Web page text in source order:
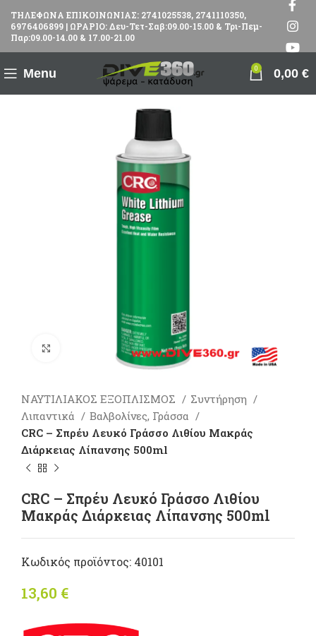
ΤΗΛΕΦΩΝΑ ΕΠΙΚΟΙΝΩΝΙΑΣ: 2741025538, 2741110350,
6976406899 | ΩΡΑΡΙΟ: Δευ-Τετ-Σαβ:09.00-15.00 & Τρι-Πεμ-
Παρ:09.00-14.00 & 17.00-21.00
Menu 0 0,00 €
Πατήστε για μεγέθυνση
ΝΑΥΤΙΛΙΑΚΟΣ ΕΞΟΠΛΙΣΜΟΣ
Συντήρηση
Λιπαντικά
Βαλβολίνες, Γράσσα
CRC – Σπρέυ Λευκό Γράσσο Λιθίου Μακράς
Διάρκειας Λίπανσης 500ml
CRC – Σπρέυ Λευκό Γράσσο Λιθίου
Μακράς Διάρκειας Λίπανσης 500ml
Κωδικός προϊόντος: 40101
13,60 €